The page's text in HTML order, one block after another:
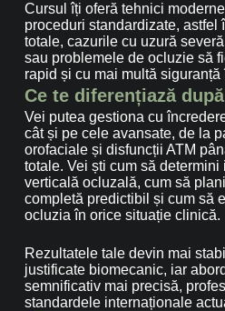
Cursul îți oferă tehnici
proceduri standardizate, astfel
totale, cazurile cu uzură
sau problemele de ocluzie să
rapid și cu mai multă
Ce te diferențiază
Vei putea gestiona cu
cât și pe cele avansate, de la
orofaciale și disfuncții ATM
totale. Vei ști cum să
verticală ocluzală, cum să
completă predictibil și cum să
ocluzia în orice situație clinică.
Rezultatele tale devin mai
justificate biomecanic, iar
semnificativ mai precisă,
standardele internaționale